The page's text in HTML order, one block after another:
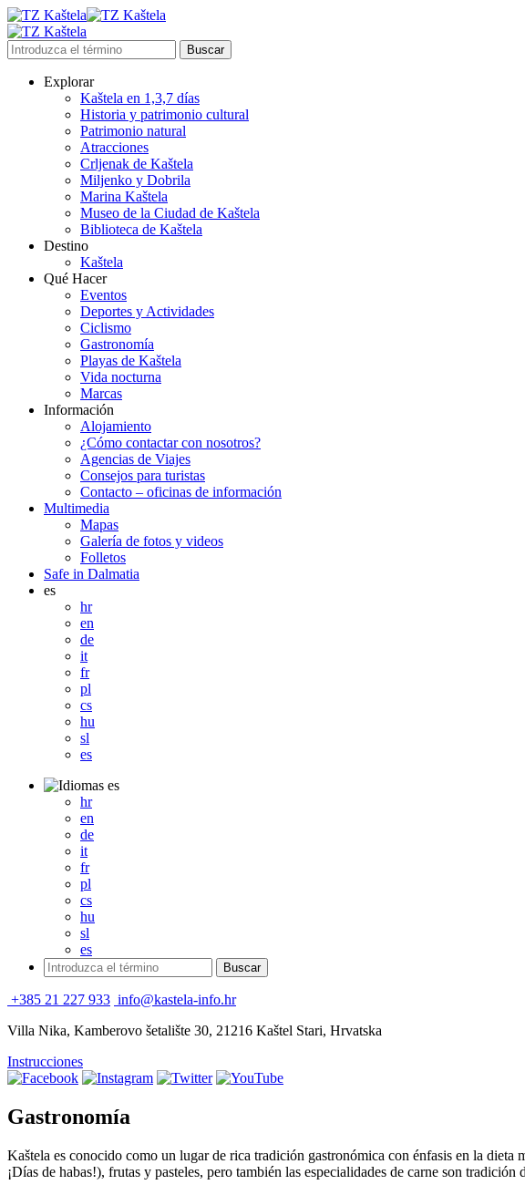
Explorar
Kaštela en 1,3,7 días
Historia y patrimonio cultural
Patrimonio natural
Atracciones
Crljenak de Kaštela
Miljenko y Dobrila
Marina Kaštela
Museo de la Ciudad de Kaštela
Biblioteca de Kaštela
Destino
Kaštela
Qué Hacer
Eventos
Deportes y Actividades
Ciclismo
Gastronomía
Playas de Kaštela
Vida nocturna
Marcas
Información
Alojamiento
¿Cómo contactar con nosotros?
Agencias de Viajes
Consejos para turistas
Contacto – oficinas de información
Multimedia
Mapas
Galería de fotos y videos
Folletos
Safe in Dalmatia
es
hr
en
de
it
fr
pl
cs
hu
sl
es
es
hr
en
de
it
fr
pl
cs
hu
sl
es
+385 21 227 933 info@kastela-info.hr
Villa Nika, Kamberovo šetalište 30, 21216 Kaštel Stari, Hrvatska
Instrucciones
Gastronomía
Kaštela es conocido como un lugar de rica tradición gastronómica con énfasis en la
¡Días de habas!), frutas y pasteles, pero también las especialidades de carne son tradición